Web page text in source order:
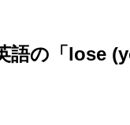
語の「lose